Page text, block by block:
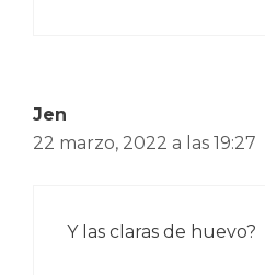
Jen
22 marzo, 2022 a las 19:27
Y las claras de huevo?